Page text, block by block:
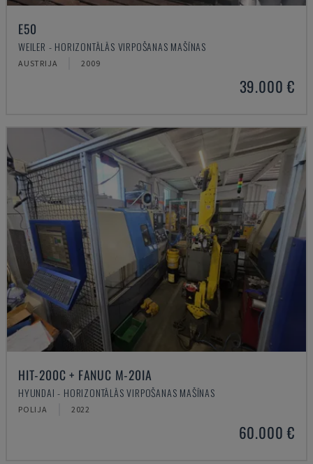
E50
WEILER - HORIZONTĀLĀS VIRPOŠANAS MAŠĪNAS
AUSTRIJA 2009
39.000 €
HIT-200C + FANUC M-20IA
HYUNDAI - HORIZONTĀLĀS VIRPOŠANAS MAŠĪNAS
POLIJA 2022
60.000 €